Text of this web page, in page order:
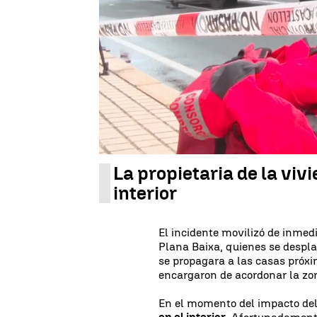
La mañana de este lunes, la
provincia de Castellón, fue
impactó directamentesobre
Alfondeguilla, en el conocido
El rayo, producto de una
Valenciana, provocó un
llamas se extendieron
terminó colapsando.
La propietaria de la
interior
El incidente movilizó de
Plana Baixa, quienes se
se propagara a las casas
encargaron de acordonar la
En el momento del impacto